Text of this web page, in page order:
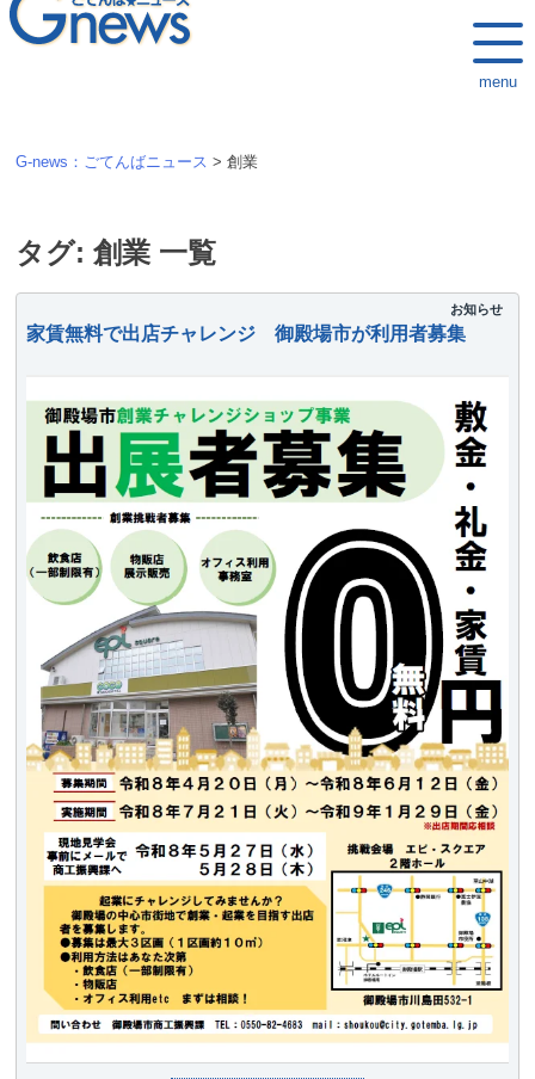
menu
G-news：ごてんばニュース > 創業
タグ: 創業一覧
お知らせ
家賃無料で出店チャレンジ 御殿場市が利用者募集